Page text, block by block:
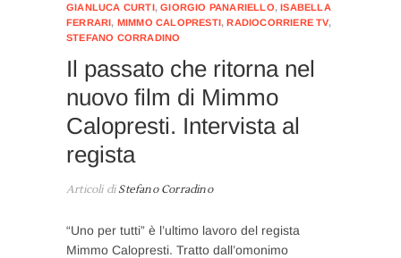
GIANLUCA CURTI,GIORGIO PANARIELLO,ISABELLA
FERRARI, MIMMO CALOPRESTI,RADIOCORRIERE TV,
STEFANO CORRADINO
Il passato che ritorna nel
nuovo film di Mimmo
Calopresti. Intervista al
regista
Articoli diStefano Corradino
“Uno per tutti” è l’ultimo lavoro del regista
Mimmo Calopresti. Tratto dall’omonimo